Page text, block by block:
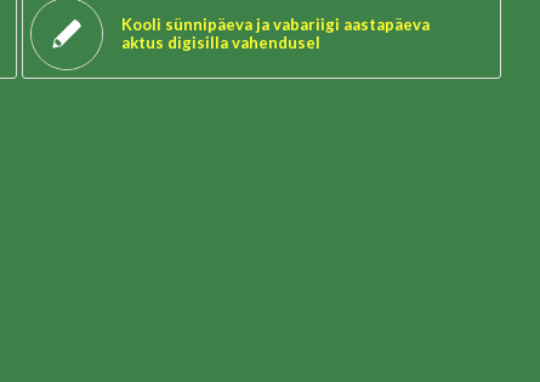
Kooli sünnipäeva ja vabariigi aastapäeva
aktus digisilla vahendusel